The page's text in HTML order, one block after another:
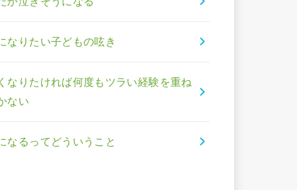
なりたい子どもの呟き
なりたければ何度もツラい経験を重ね
ない
なるってどういうこと